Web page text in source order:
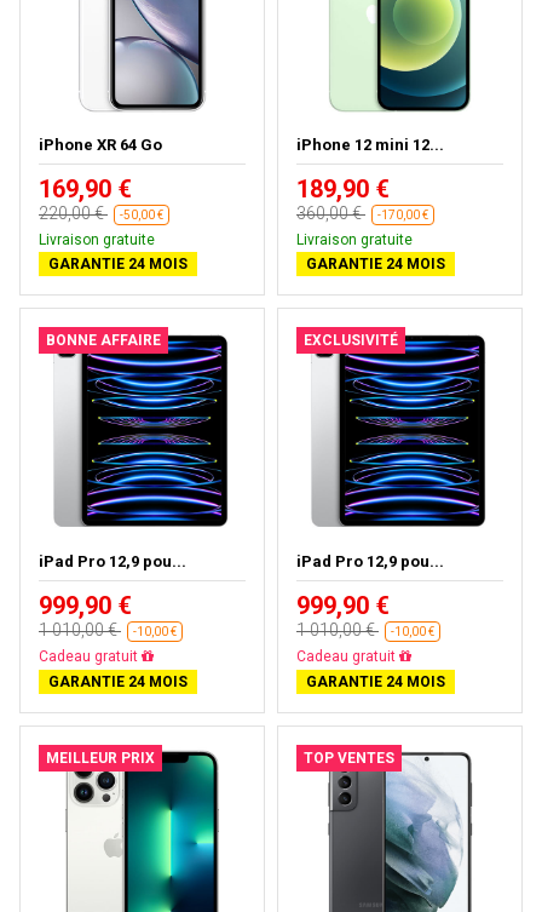
iPhone XR 64 Go
169,90 €
220,00 € -50,00 €
Livraison gratuite
GARANTIE 24 MOIS
iPhone 12 mini 12...
189,90 €
360,00 € -170,00 €
Livraison gratuite
GARANTIE 24 MOIS
BONNE AFFAIRE
iPad Pro 12,9 pou...
999,90 €
1 010,00 € -10,00 €
Cadeau gratuit
GARANTIE 24 MOIS
EXCLUSIVITÉ
iPad Pro 12,9 pou...
999,90 €
1 010,00 € -10,00 €
Cadeau gratuit
GARANTIE 24 MOIS
MEILLEUR PRIX TOP VENTES